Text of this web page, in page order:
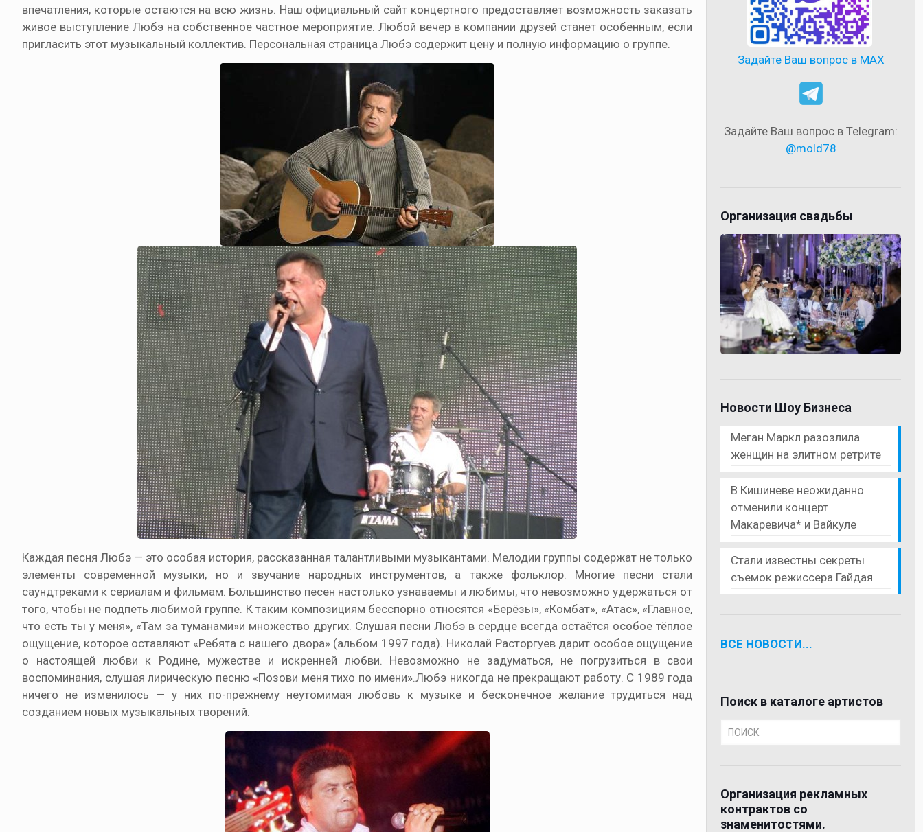
впечатления, которые остаются на всю жизнь. Наш официальный сайт концертного предоставляет возможность заказать
живое выступление Любэ на собственное частное мероприятие. Любой вечер в компании друзей станет особенным, если
пригласить этот музыкальный коллектив. Персональная страница Любэ содержит цену и полную информацию о группе.
Каждая песня Любэ — это особая история, рассказанная талантливыми музыкантами. Мелодии группы содержат не только
элементы современной музыки, но и звучание народных инструментов, а также фольклор. Многие песни стали
саундтреками к сериалам и фильмам. Большинство песен настолько узнаваемы и любимы, что невозможно удержаться от
того, чтобы не подпеть любимой группе. К таким композициям бесспорно относятся «Берёзы», «Комбат», «Атас», «Главное,
что есть ты у меня», «Там за туманами»и множество других. Слушая песни Любэ в сердце всегда остаётся особое тёплое
ощущение, которое оставляют «Ребята с нашего двора» (альбом 1997 года). Николай Расторгуев дарит особое ощущение
о настоящей любви к Родине, мужестве и искренней любви. Невозможно не задуматься, не погрузиться в свои
воспоминания, слушая лирическую песню «Позови меня тихо по имени».Любэ никогда не прекращают работу. С 1989 года
ничего не изменилось — у них по-прежнему неутомимая любовь к музыке и бесконечное желание трудиться над
созданием новых музыкальных творений.
Задайте Ваш вопрос в MAX
Задайте Ваш вопрос в Telegram:
@mold78
Организация свадьбы
Новости Шоу Бизнеса
Меган Маркл разозлила
женщин на элитном ретрите
В Кишиневе неожиданно
отменили концерт
Макаревича* и Вайкуле
Стали известны секреты
съемок режиссера Гайдая
ВСЕ НОВОСТИ...
Поиск в каталоге артистов
Организация рекламных
контрактов со
знаменитостями.